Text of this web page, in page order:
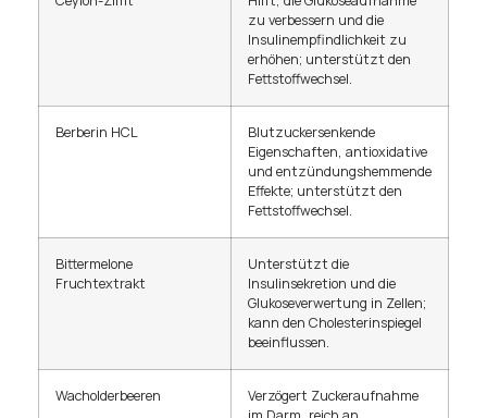
zu verbessern und die
Insulinempfindlichkeit zu
erhöhen; unterstützt den
Fettstoffwechsel.
Berberin HCL
Blutzuckersenkende
Eigenschaften, antioxidative
und entzündungshemmende
Effekte; unterstützt den
Fettstoffwechsel.
Bittermelone
Fruchtextrakt
Unterstützt die
Insulinsekretion und die
Glukoseverwertung in Zellen;
kann den Cholesterinspiegel
beeinflussen.
Wacholderbeeren
Verzögert Zuckeraufnahme